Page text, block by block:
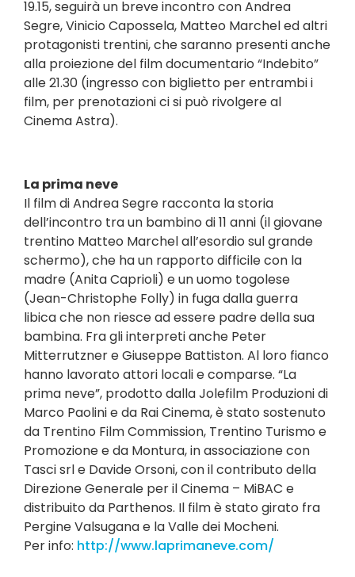
19.15, seguirà un breve incontro con Andrea
Segre, Vinicio Capossela, Matteo Marchel ed altri
protagonisti trentini, che saranno presenti anche
alla proiezione del film documentario “Indebito”
alle 21.30 (ingresso con biglietto per entrambi i
film, per prenotazioni ci si può rivolgere al
Cinema Astra).
La prima neve
Il film di Andrea Segre racconta la storia
dell’incontro tra un bambino di 11 anni (il giovane
trentino Matteo Marchel all’esordio sul grande
schermo), che ha un rapporto difficile con la
madre (Anita Caprioli) e un uomo togolese
(Jean-Christophe Folly) in fuga dalla guerra
libica che non riesce ad essere padre della sua
bambina. Fra gli interpreti anche Peter
Mitterrutzner e Giuseppe Battiston. Al loro fianco
hanno lavorato attori locali e comparse. “La
prima neve”, prodotto dalla Jolefilm Produzioni di
Marco Paolini e da Rai Cinema, è stato sostenuto
da Trentino Film Commission, Trentino Turismo e
Promozione e da Montura, in associazione con
Tasci srl e Davide Orsoni, con il contributo della
Direzione Generale per il Cinema – MiBAC e
distribuito da Parthenos. Il film è stato girato fra
Pergine Valsugana e la Valle dei Mocheni.
Per info: http://www.laprimaneve.com/